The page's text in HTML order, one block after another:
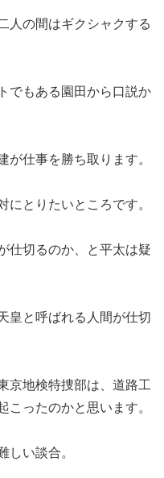
人の間はギクシャクする
でもある園田から口説か
が仕事を勝ち取ります。
にとりたいところです。
仕切るのか、と平太は疑
皇と呼ばれる人間が仕切
京地検特捜部は、道路工
こったのかと思います。
しい談合。